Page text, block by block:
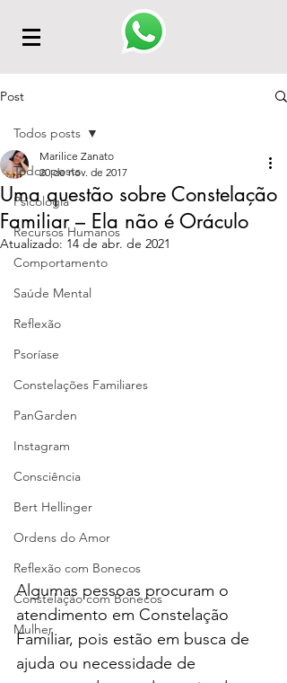
Post
Todos posts
Psicologia
Recursos Humanos
Comportamento
Saúde Mental
Reflexão
Psoríase
Constelações Familiares
PanGarden
Instagram
Consciência
Bert Hellinger
Ordens do Amor
Reflexão com Bonecos
Constelação com Bonecos
Mulher
Todos posts
Uma questão sobre Constelação
Familiar – Ela não é Oráculo
Marilice Zanato
20 de nov. de 2017
Atualizado: 14 de abr. de 2021
Algumas pessoas procuram o
atendimento em Constelação
Familiar, pois estão em busca de
ajuda ou necessidade de